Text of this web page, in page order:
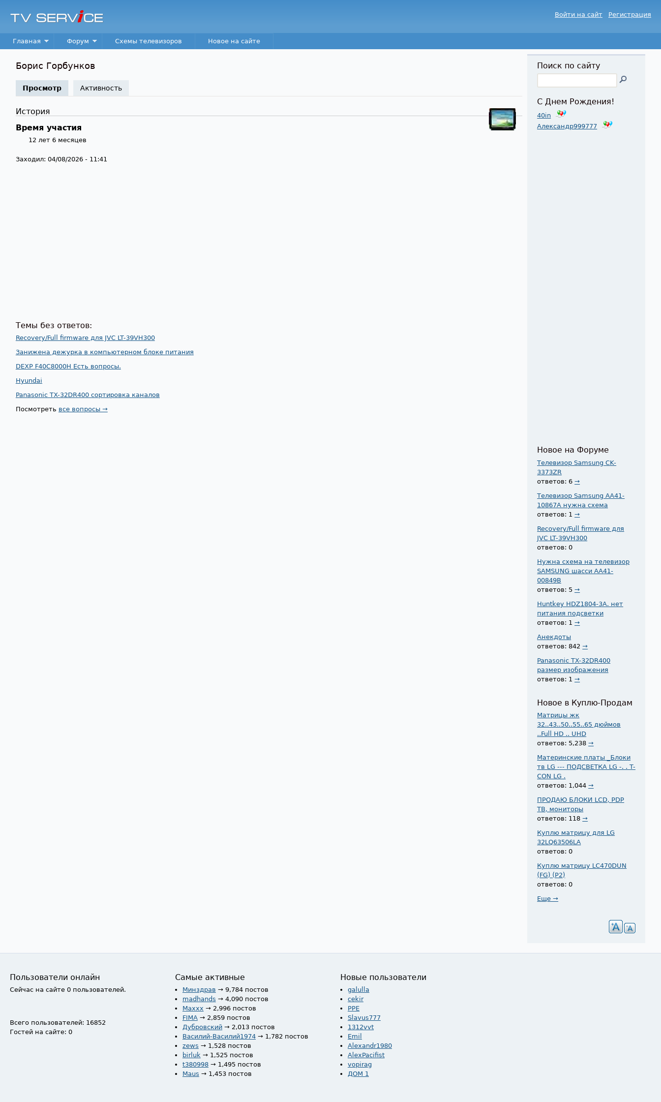
TV
Service
Войти на сайт Регистрация
Main menu
Главная Форум Схемы телевизоров Новое на сайте
Борис Горбунков
Просмотр(активная вкладка)
Активность
История
Время участия
12 лет 6 месяцев
Заходил: 04/08/2026 - 11:41
Темы без ответов:
Recovery/Full firmware для JVC LT-39VH300
Занижена дежурка в компьютерном блоке питания
DEXP F40C8000H Есть вопросы.
Hyundai
Panasonic TX-32DR400 сортировка каналов
Посмотреть все вопросы →
Поиск по сайту
С Днем Рождения!
40in
Александр999777
Новое на Форуме
Телевизор Samsung CK-
3373ZR
ответов: 6→
Телевизор Samsung AA41-
10867A нужна схема
ответов: 1→
Recovery/Full firmware для
JVC LT-39VH300
ответов: 0
Нужна схема на телевизор
SAMSUNG шасси AA41-
00849B
ответов: 5→
Huntkey HDZ1804-3A. нет
питания подсветки
ответов: 1→
Анекдоты
ответов: 842→
Panasonic TX-32DR400
размер изображения
ответов: 1→
Новое в Куплю-Продам
Матрицы жк
32..43..50..55..65 дюймов
..Full HD .. UHD
ответов: 5,238→
Материнские платы _Блоки
тв LG --- ПОДСВЕТКА LG -. . T-
CON LG .
ответов: 1,044→
ПРОДАЮ БЛОКИ LCD, PDP
ТВ, мониторы
ответов: 118→
Куплю матрицу для LG
32LQ63506LA
ответов: 0
Куплю матрицу LC470DUN
(FG) (P2)
ответов: 0
Еще →
Пользователи онлайн
Сейчас на сайте 0 пользователей.
Всего пользователей: 16852
Гостей на сайте: 0
Самые активные
Минздрав → 9,784 постов
madhands → 4,090 постов
Maxxx → 2,996 постов
FIMA → 2,859 постов
Дубровский → 2,013 постов
Василий-Василий1974 → 1,782 постов
zews → 1,528 постов
birluk → 1,525 постов
t380998 → 1,495 постов
Maus → 1,453 постов
Новые пользователи
galulla
cekir
PPE
Slavus777
1312vvt
Emil
Alexandr1980
AlexPacifist
vopirag
ДОМ 1